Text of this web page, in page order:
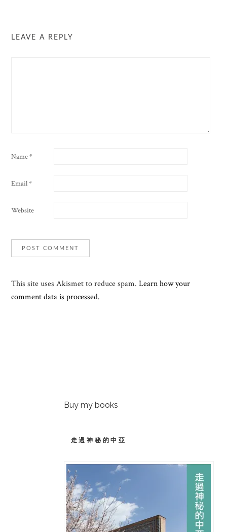
LEAVE A REPLY
Name*
Email*
Website
This site uses Akismet to reduce spam.Learn how your
comment data is processed.
Buy my books
走過神秘的中亞